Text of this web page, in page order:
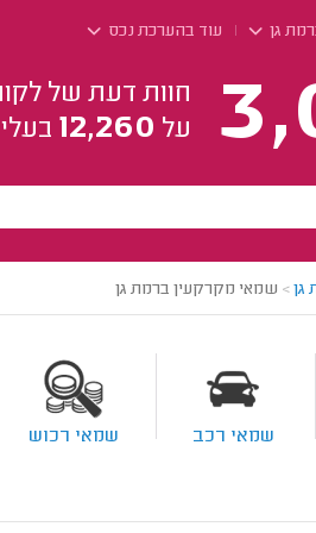
גן עוד בהערכת נכס
חוות דעת של
על 12,260
גן> שמאי מקרקעין ברמת גן
שמאי רכב שמאי רכוש